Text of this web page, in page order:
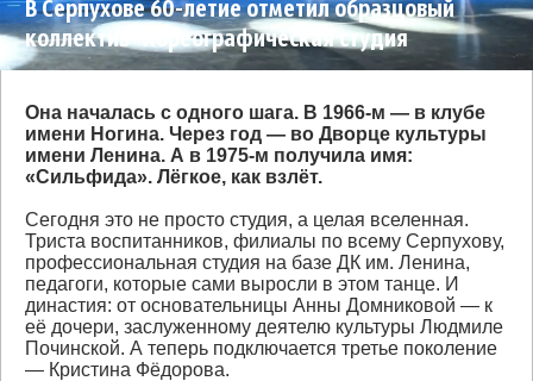
В Серпухове 60-летие отметил образцовый
коллектив "Хореографическая студия
"Сильфида""
Она началась с одного шага. В 1966-м — в клубе
имени Ногина. Через год — во Дворце культуры
имени Ленина. А в 1975-м получила имя:
«Сильфида». Лёгкое, как взлёт.
Сегодня это не просто студия, а целая вселенная.
Триста воспитанников, филиалы по всему Серпухову,
профессиональная студия на базе ДК им. Ленина,
педагоги, которые сами выросли в этом танце. И
династия: от основательницы Анны Домниковой — к
её дочери, заслуженному деятелю культуры Людмиле
Починской. А теперь подключается третье поколение
— Кристина Фёдорова.